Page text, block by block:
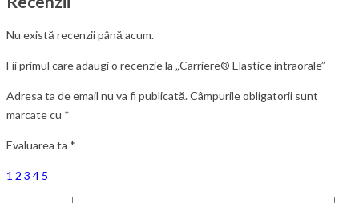
Nu există recenzii până acum.
Fii primul care adaugi o recenzie la „Carriere® Elastice intraorale”
Adresa ta de email nu va fi publicată.Câmpurile obligatorii sunt
marcate cu *
Evaluarea ta *
1 2 3 4 5